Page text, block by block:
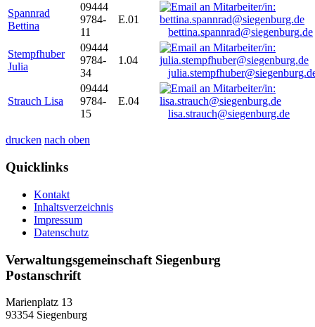
Spannrad
Bettina
09444
9784-
11
E.01
bettina.spannrad@siegenburg.de
Stempfhuber
Julia
09444
9784-
34
1.04
Strauch Lisa
09444
9784-
15
E.04
lisa.strauch@siegenburg.de
drucken nach oben
Quicklinks
Kontakt
Inhaltsverzeichnis
Impressum
Datenschutz
Verwaltungsgemeinschaft Siegenburg
Postanschrift
Marienplatz 13
93354 Siegenburg